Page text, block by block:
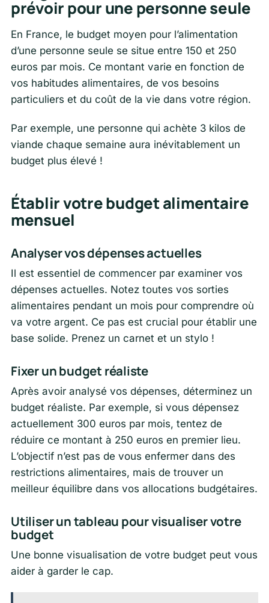
prévoir pour une personne seule
En France, le budget moyen pour l’alimentation
d’une personne seule se situe entre 150 et 250
euros par mois. Ce montant varie en fonction de
vos habitudes alimentaires, de vos besoins
particuliers et du coût de la vie dans votre région.
Par exemple, une personne qui achète 3 kilos de
viande chaque semaine aura inévitablement un
budget plus élevé !
Établir votre budget alimentaire
mensuel
Analyser vos dépenses actuelles
Il est essentiel de commencer par examiner vos
dépenses actuelles. Notez toutes vos sorties
alimentaires pendant un mois pour comprendre où
va votre argent. Ce pas est crucial pour établir une
base solide. Prenez un carnet et un stylo !
Fixer un budget réaliste
Après avoir analysé vos dépenses, déterminez un
budget réaliste. Par exemple, si vous dépensez
actuellement 300 euros par mois, tentez de
réduire ce montant à 250 euros en premier lieu.
L’objectif n’est pas de vous enfermer dans des
restrictions alimentaires, mais de trouver un
meilleur équilibre dans vos allocations budgétaires.
Utiliser un tableau pour visualiser votre
budget
Une bonne visualisation de votre budget peut vous
aider à garder le cap.